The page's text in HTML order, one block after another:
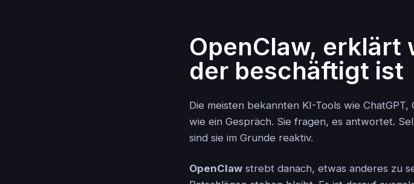
OpenClaw, erklärt
der beschäftigt ist
Die meisten bekannten KI-Tools wie
wie ein Gespräch. Sie fragen, es antwortet.
sind sie im Grunde reaktiv.
OpenClaw strebt danach, etwas anderes zu